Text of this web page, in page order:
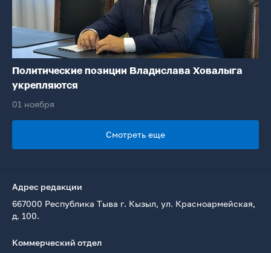
Политические позиции Владислава Ховалыга
укрепляются
01 ноября
Смотреть еще
Адрес редакции
667000 Республика Тыва г. Кызыл, ул. Красноармейская,
д. 100.
Коммерческий отдел